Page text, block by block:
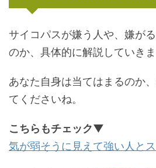
サイコパスが嫌う人や、嫌が
のか、具体的に解説していきま
あなた自身は当てはまるのか
てくださいね。
こちらもチェック▼
気が弱そうに見えて強い人と